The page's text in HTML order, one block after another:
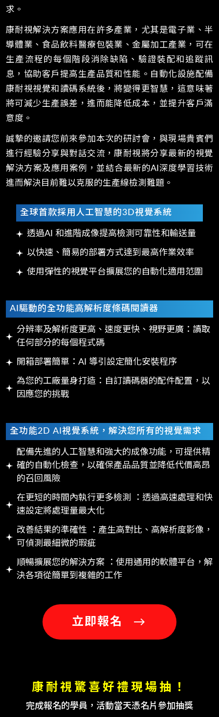
求。
康耐視解決方案應用在許多產業，尤其是電子業、半
導體業、食品飲料醫療包裝業、金屬加工產業，可在
生產流程的每個階段消除缺陷、驗證裝配和追蹤訊
息，協助客戶提高生產品質和性能。自動化設施配備
康耐視視覺和讀碼系統後，將變得更智慧，這意味著
將可減少生產誤差，進而能降低成本，並提升客戶滿
意度。
誠摯的邀請您前來參加本次的研討會，與現場貴賓們
進行經驗分享與對話交流，康耐視將分享最新的視覺
解決方案及應用案例，並結合最新的AI深度學習技術
進而解決目前難以克服的生產線檢測難題。
全球首款採用人工智慧的3D視覺系統
透過AI 和進階成像提高檢測可靠性和輸送量
以快速、簡易的部署方式達到最高作業效率
使用彈性的視覺平台擴展您的自動化適用范圍
AI驅動的全功能高解析度條碼閱讀器
分辨率及解析度更高、速度更快、視野更廣：讀取
任何部分的每個程式碼
開箱部署簡單：AI 導引設定簡化安裝程序
為您的工廠量身打造：自訂讀碼器的配件配置，以
因應您的挑戰
全功能2D AI視覺系統，解決您所有的視覺需求
配備先進的人工智慧和強大的成像功能，可提供精
確的自動化檢查，以確保產品品質並降低代價高昂
的召回風險
在更短的時間內執行更多檢測 ：透過高速處理和快
速設定將處理量最大化
改善結果的準確性 ：產生高對比、高解析度影像，
可偵測最細微的瑕疵
順暢擴展您的解決方案 ：使用通用的軟體平台，解
決各項從簡單到複雜的工作
立即報名
康耐視驚喜好禮現場抽！
完成報名的學員，活動當天憑名片參加抽獎